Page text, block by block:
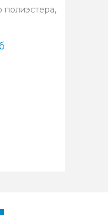
полиэстера,